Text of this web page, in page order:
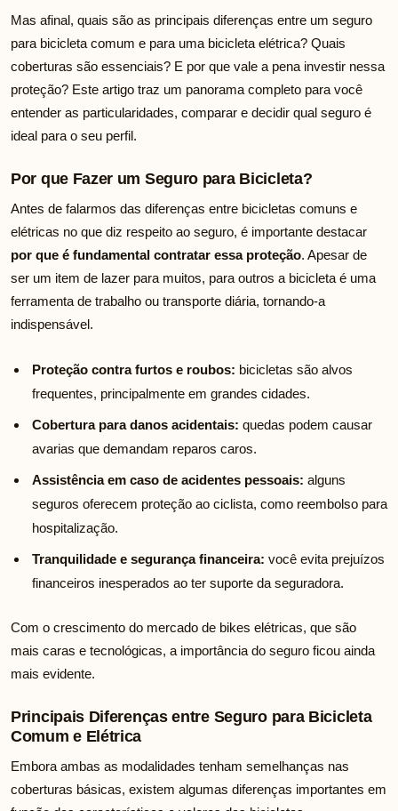
Mas afinal, quais são as principais diferenças entre um seguro
para bicicleta comum e para uma bicicleta elétrica? Quais
coberturas são essenciais? E por que vale a pena investir nessa
proteção? Este artigo traz um panorama completo para você
entender as particularidades, comparar e decidir qual seguro é
ideal para o seu perfil.
Por que Fazer um Seguro para Bicicleta?
Antes de falarmos das diferenças entre bicicletas comuns e
elétricas no que diz respeito ao seguro, é importante destacar
por que é fundamental contratar essa proteção. Apesar de
ser um item de lazer para muitos, para outros a bicicleta é uma
ferramenta de trabalho ou transporte diária, tornando-a
indispensável.
Proteção contra furtos e roubos: bicicletas são alvos
frequentes, principalmente em grandes cidades.
Cobertura para danos acidentais: quedas podem causar
avarias que demandam reparos caros.
Assistência em caso de acidentes pessoais: alguns
seguros oferecem proteção ao ciclista, como reembolso para
hospitalização.
Tranquilidade e segurança financeira: você evita prejuízos
financeiros inesperados ao ter suporte da seguradora.
Com o crescimento do mercado de bikes elétricas, que são
mais caras e tecnológicas, a importância do seguro ficou ainda
mais evidente.
Principais Diferenças entre Seguro para Bicicleta
Comum e Elétrica
Embora ambas as modalidades tenham semelhanças nas
coberturas básicas, existem algumas diferenças importantes em